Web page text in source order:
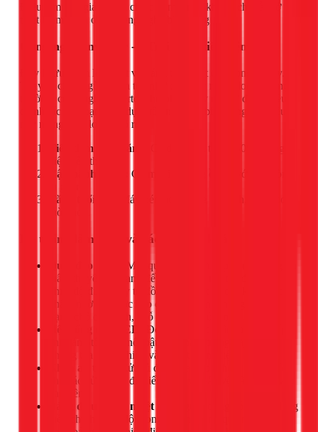
Điều làm nên giá trị của chiếc tủ mát này không chỉ nằm ở
thiết kế mà còn ở các công nghệ bên trong nó.
Công nghệ Inverter - "Trái tim" tiết kiệm điện
Đây là ưu điểm lớn nhất và đáng tiền nhất của dòng tủ này.
Thay vì chạy/ngừng liên tục như các máy nén (block) thông
thường, công nghệ Inverter cho phép máy nén tự động điều
chỉnh tốc độ hoạt động dựa trên nhiệt độ bên trong tủ. Điều
này mang lại 3 lợi ích rõ rệt:
Tiết kiệm điện năng:
Có thể giảm từ 30-50% lượng
điện tiêu thụ.
Vận hành êm ái:
Giảm thiểu tiếng ồn so với các dòng
Tăng tuổi thọ:
Máy nén hoạt động ổn định, ít bị hao
mòn hơn.
Hệ thống làm lạnh và các tiện ích khác
Quạt đảo nhiệt:
Một quạt nhỏ được lắp bên trong giúp
luân chuyển khí lạnh đến mọi ngóc ngách, đảm bảo
nhiệt độ được duy trì đồng đều ở tất cả các kệ. Thực
phẩm nhờ đó được bảo quản tốt hơn, không bị tình
trạng chỗ quá lạnh, chỗ lại không đủ lạnh.
Hệ thống đèn LED:
Đèn LED dọc thân tủ cung cấp
ánh sáng tốt, làm nổi bật sản phẩm trưng bày mà lại
không tỏa nhiệt nhiều và rất tiết kiệm điện.
Khóa an toàn:
Cửa tủ được trang bị khóa, rất hữu ích
cho các cửa hàng để kiểm soát và bảo vệ hàng hóa vào
ban đêm.
Bảng điều khiển nhiệt độ:
Người dùng có thể dễ dàng
điều chỉnh nhiệt độ mong muốn thông qua nút vặn